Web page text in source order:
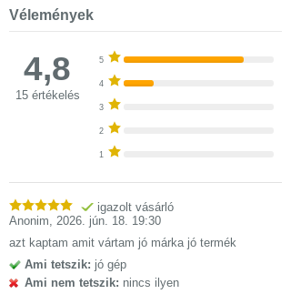
Vélemények
4,8
15 értékelés
5
4
3
2
1
igazolt vásárló
Anonim, 2026. jún. 18. 19:30
azt kaptam amit vártam jó márka jó termék
Ami tetszik: jó gép
Ami nem tetszik: nincs ilyen